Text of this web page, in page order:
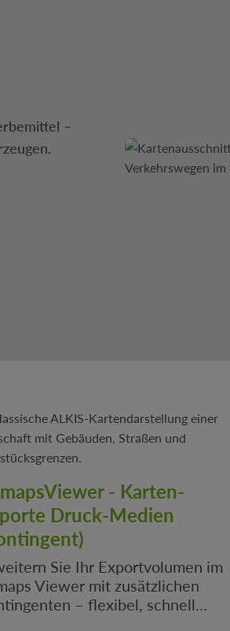
–
- Karten-
Druck-Medien
Sie Ihr Exportvolumen im
Viewer mit zusätzlichen
– flexibel, schnell